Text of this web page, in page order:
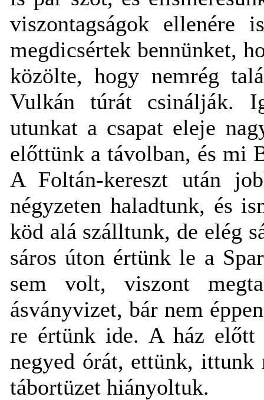
viszontagságok
megdicsértek bennünket,
közölte, hogy nemrég
Vulkán túrát csinálják.
utunkat a csapat eleje
előttünk a távolban, és mi
A Foltán-kereszt után
négyzeten haladtunk, és
köd alá szálltunk, de elég
sáros úton értünk le a
sem volt, viszont
ásványvizet, bár nem
re értünk ide. A ház előtt
negyed órát, ettünk,
tábortüzet hiányoltuk.